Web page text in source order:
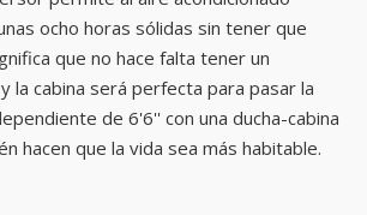
ocho horas sólidas sin tener que
que no hace falta tener un
la cabina será perfecta para pasar la
de 6'6'' con una ducha-cabina
hacen que la vida sea más habitable.